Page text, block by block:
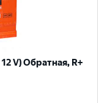
V) Обратная, R+